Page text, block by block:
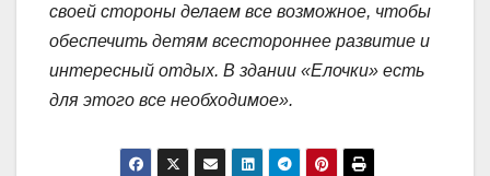
своей стороны делаем все возможное, чтобы
обеспечить детям всестороннее развитие и
интересный отдых. В здании «Елочки» есть
для этого все необходимое».